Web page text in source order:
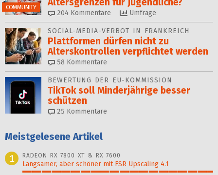
COMMUNITY
Alters­grenzen für Jugendliche?
204 Kommentare Umfrage
SOCIAL-MEDIA-VERBOT IN FRANKREICH
Plattformen dürfen nicht zu
Alterskontrollen ver­pflich­tet werden
58 Kommentare
BEWERTUNG DER EU-KOMMISSION
TikTok soll Minderjährige besser
schützen
25 Kommentare
Meistgelesene Artikel
1
RADEON RX 7800 XT & RX 7600
Langsamer, aber schöner mit FSR Upscaling 4.1